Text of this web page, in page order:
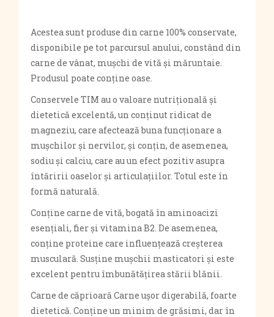
Acestea sunt produse din carne 100% conservate,
disponibile pe tot parcursul anului, constând din
carne de vânat, mușchi de vită și măruntaie.
Produsul poate conține oase.
Conservele TIM au o valoare nutrițională și
dietetică excelentă, un conținut ridicat de
magneziu, care afectează buna funcționare a
mușchilor și nervilor, și conțin, de asemenea,
sodiu și calciu, care au un efect pozitiv asupra
întăririi oaselor și articulațiilor. Totul este în
formă naturală.
Conține carne de vită, bogată în aminoacizi
esențiali, fier și vitamina B2. De asemenea,
conține proteine ​​care influențează creșterea
musculară. Susține mușchii masticatori și este
excelent pentru îmbunătățirea stării blănii.
Carne de căprioară Carne ușor digerabilă, foarte
dietetică. Conține un minim de grăsimi, dar în